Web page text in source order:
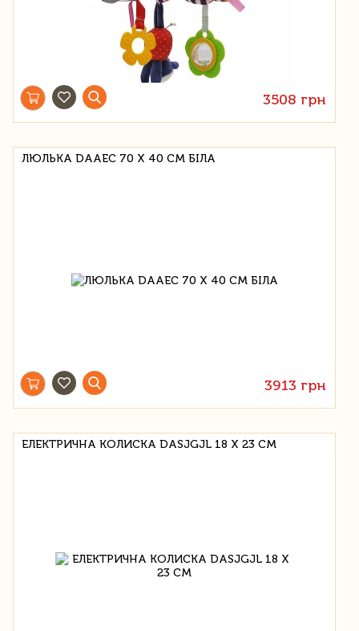
3508 грн
ЛЮЛЬКА DAAEC 70 Х 40 СМ БІЛА
3913 грн
ЕЛЕКТРИЧНА КОЛИСКА DASJGJL 18 X 23 СМ